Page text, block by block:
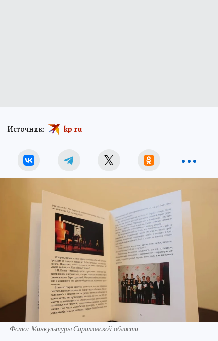
Источник: kp.ru
Фото: Минкультуры Саратовской области